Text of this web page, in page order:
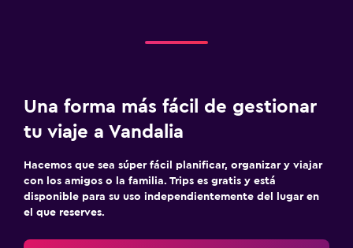
Una forma más fácil de gestionar
tu viaje a Vandalia
Hacemos que sea súper fácil planificar, organizar y viajar
con los amigos o la familia. Trips es gratis y está
disponible para su uso independientemente del lugar en
el que reserves.